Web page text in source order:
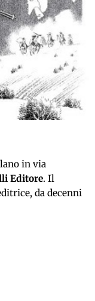
in via
Editore. Il
da decenni